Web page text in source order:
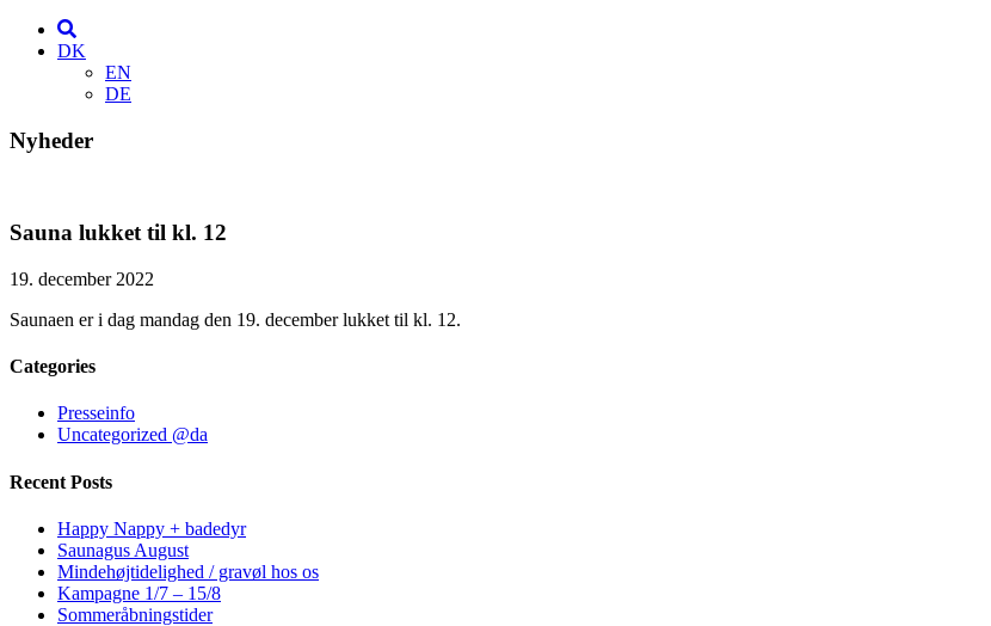
DK
EN
DE
Nyheder
Sauna lukket til kl. 12
19. december 2022
Saunaen er i dag mandag den 19. december lukket til kl. 12.
Categories
Presseinfo
Uncategorized @da
Recent Posts
Happy Nappy + badedyr
Saunagus August
Mindehøjtidelighed / gravøl hos os
Kampagne 1/7 – 15/8
Sommeråbningstider